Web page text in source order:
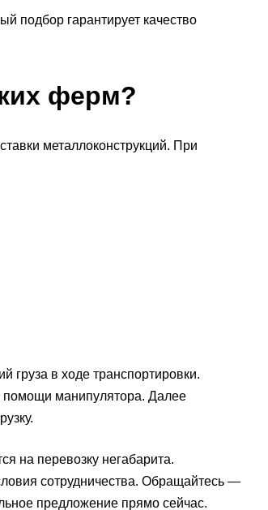
подбор гарантирует качество
ферм?
металлоконструкций. При
груза в ходе транспортировки.
помощи манипулятора. Далее
на перевозку негабарита.
сотрудничества. Обращайтесь —
предложение прямо сейчас.